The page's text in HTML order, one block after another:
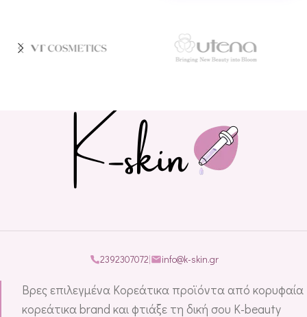
2392307072| info@k-skin.gr
Βρες επιλεγμένα Κορεάτικα προϊόντα από κορυφαία
κορεάτικα brand και φτιάξε τη δική σου K-beauty